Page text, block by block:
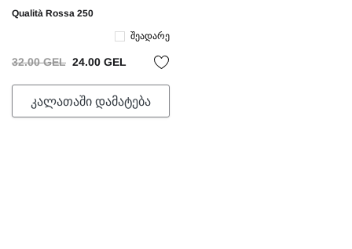
Qualità Rossa 250
Შეადარე
32.00 GEL 24.00 GEL
ᲙᲐᲚᲐᲗᲐᲨᲘ ᲓᲐᲛᲐᲢᲔᲑᲐ